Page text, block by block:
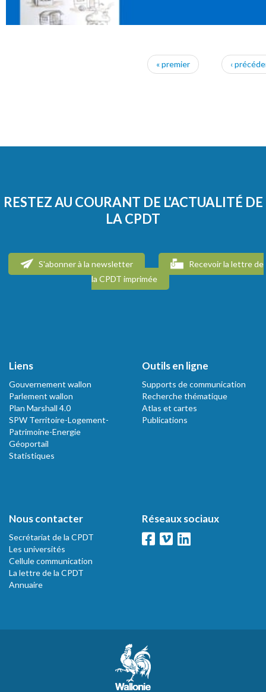
« premier ‹
RESTEZ AU COURANT DE L'ACTUALITÉ DE
LA CPDT
S'abonner à la newsletter
Recevoir la lettre de
la CPDT imprimée
Liens
Gouvernement wallon
Parlement wallon
Plan Marshall 4.0
SPW Territoire-Logement-
Patrimoine-Energie
Géoportail
Statistiques
Outils en ligne
Supports de communication
Recherche thématique
Atlas et cartes
Publications
Nous contacter
Secrétariat de la CPDT
Les universités
Cellule communication
La lettre de la CPDT
Annuaire
Réseaux sociaux